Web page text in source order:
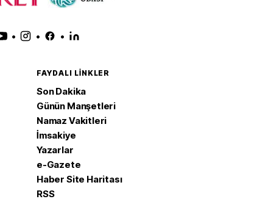
• • •
FAYDALI LINKLER
Son Dakika
Günün Manşetleri
Namaz Vakitleri
İmsakiye
Yazarlar
e-Gazete
Haber Site Haritası
RSS